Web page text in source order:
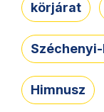
körjárat
Himnusz